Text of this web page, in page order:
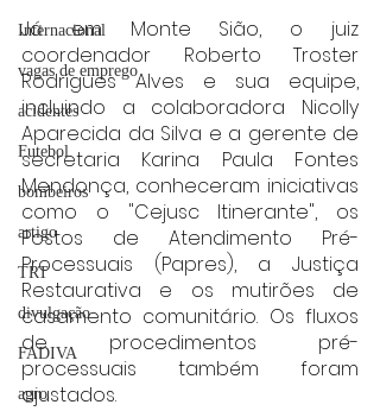
Internacional
vagas de emprego
acidentes
Futebol
bombeiros
artigo
TRT
divulgação
FADIVA
agro
Já em Monte Sião, o juiz
coordenador Roberto Troster
Rodrigues Alves e sua equipe,
incluindo a colaboradora Nicolly
Aparecida da Silva e a gerente de
secretaria Karina Paula Fontes
Mendonça, conheceram iniciativas
como o "Cejusc Itinerante", os
Postos de Atendimento Pré-
Processuais (Papres), a Justiça
Restaurativa e os mutirões de
casamento comunitário. Os fluxos
de procedimentos pré-
processuais também foram
ajustados.